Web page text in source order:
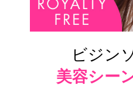
ビジン
美容シー